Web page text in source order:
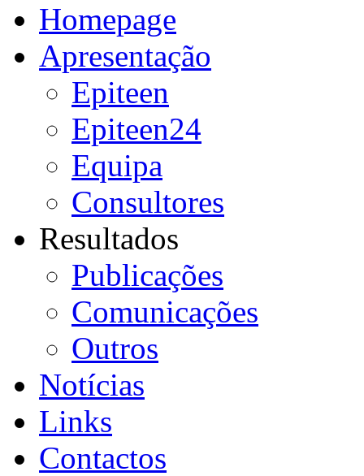
Homepage
Apresentação
Epiteen
Epiteen24
Equipa
Consultores
Resultados
Publicações
Comunicações
Outros
Notícias
Links
Contactos